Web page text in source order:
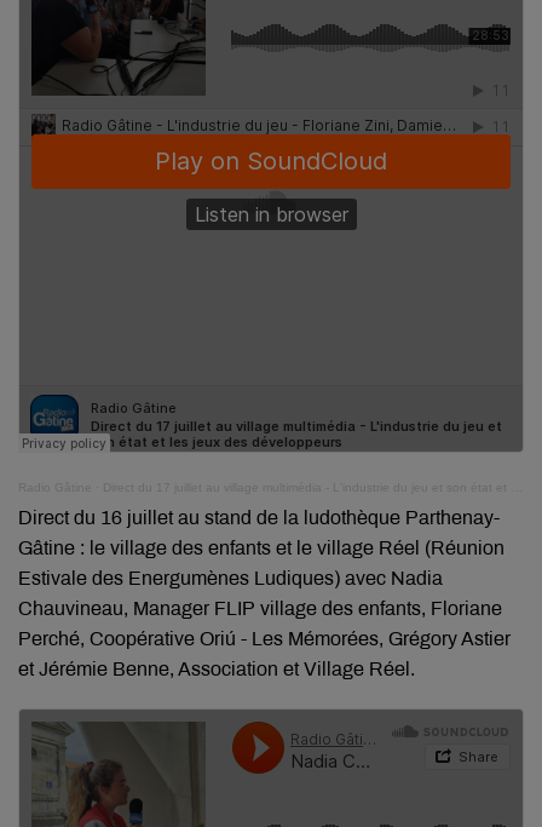
Radio Gâtine Direct du 17 juillet au village multimédia - L'industrie du jeu et son état et les jeux des développeurs
Direct du 16 juillet au stand de la ludothèque Parthenay-
Gâtine : le village des enfants et le village Réel (Réunion
Estivale des Energumènes Ludiques) avec Nadia
Chauvineau, Manager FLIP village des enfants, Floriane
Perché, Coopérative Oriú - Les Mémorées, Grégory Astier
et Jérémie Benne, Association et Village Réel.